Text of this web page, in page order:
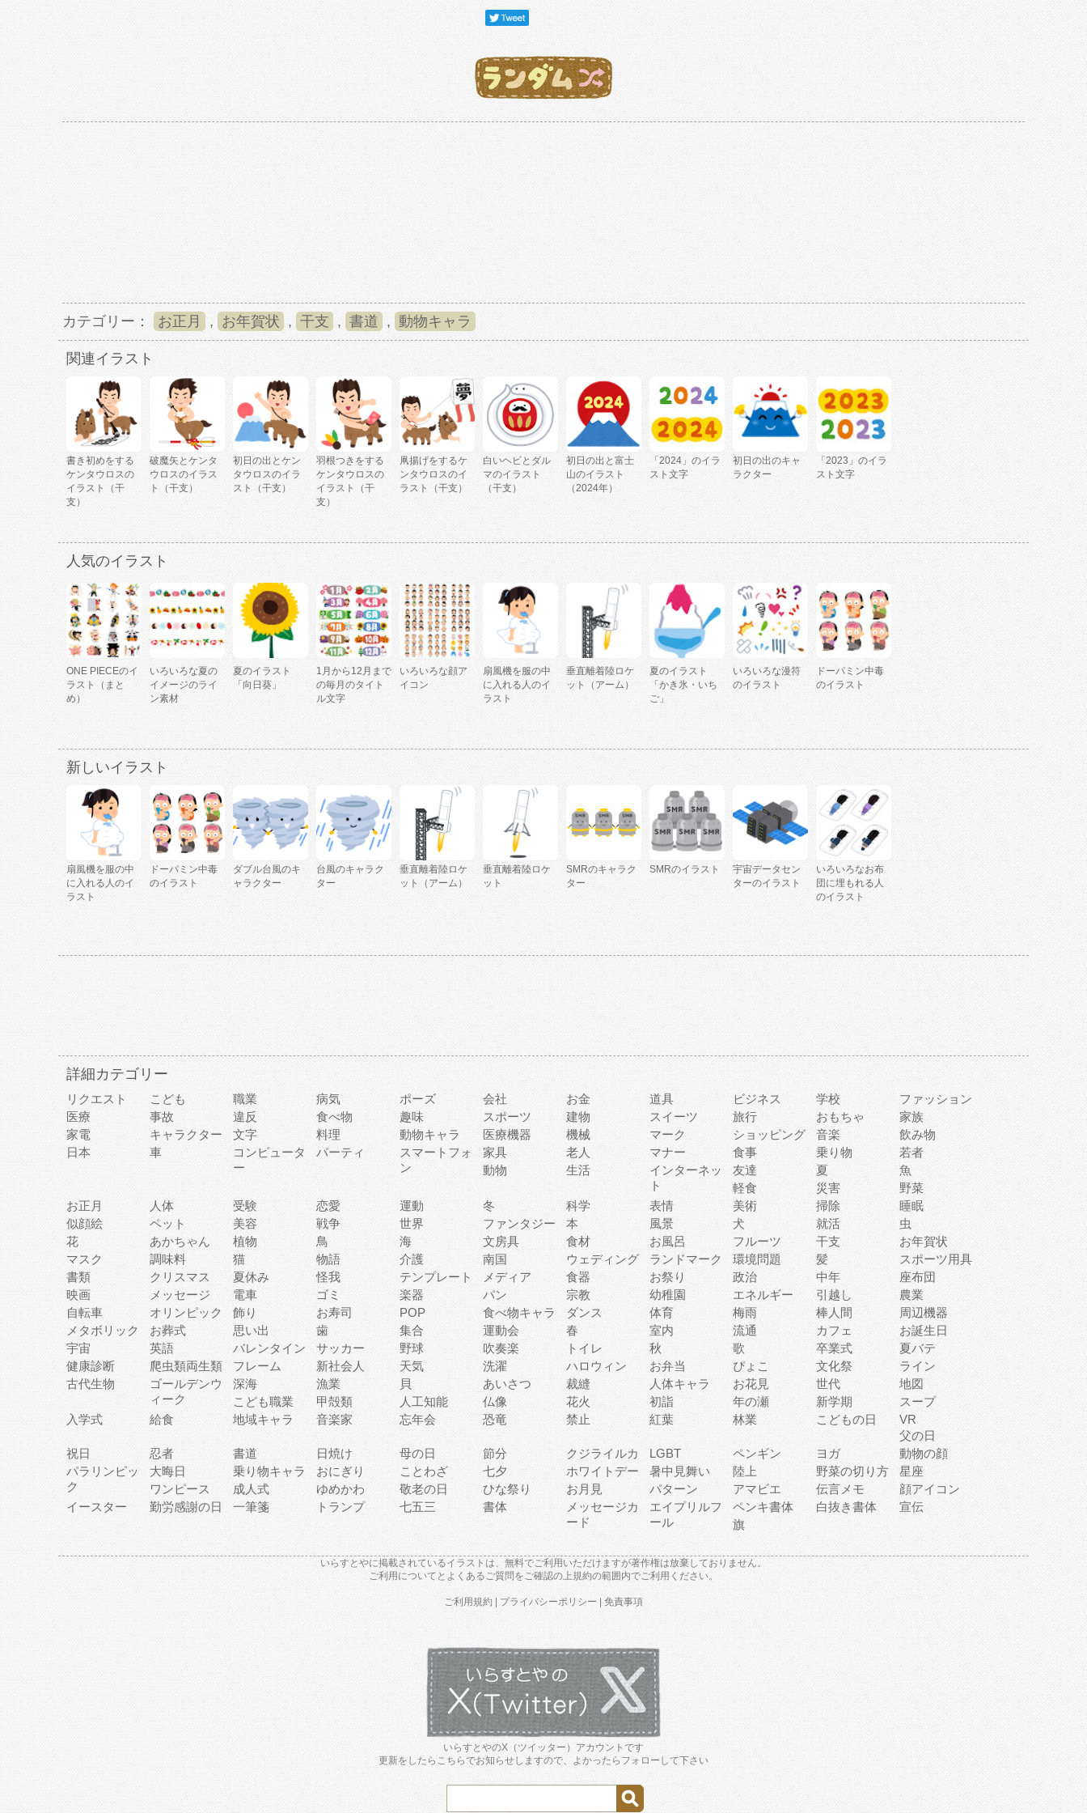
カテゴリー： お正月 , お年賀状 , 干支 , 書道 , 動物キャラ
関連イラスト
書き初めをする
ケンタウロスの
イラスト（干
支）
破魔矢とケンタ
ウロスのイラス
ト（干支）
初日の出とケン
タウロスのイラ
スト（干支）
羽根つきをする
ケンタウロスの
イラスト（干
支）
凧揚げをするケ
ンタウロスのイ
ラスト（干支）
白いヘビとダル
マのイラスト
（干支）
初日の出と富士
山のイラスト
（2024年）
「2024」のイラ
スト文字
初日の出のキャ
ラクター
「2023」のイラ
スト文字
人気のイラスト
ONE PIECEのイ
ラスト（まと
め）
いろいろな夏の
イメージのライ
ン素材
夏のイラスト
「向日葵」
1月から12月まで
の毎月のタイト
ル文字
いろいろな顔ア
イコン
扇風機を服の中
に入れる人のイ
ラスト
垂直離着陸ロケ
ット（アーム）
夏のイラスト
「かき氷・いち
ご」
いろいろな漫符
のイラスト
ドーパミン中毒
のイラスト
新しいイラスト
扇風機を服の中
に入れる人のイ
ラスト
ドーパミン中毒
のイラスト
ダブル台風のキ
ャラクター
台風のキャラク
ター
垂直離着陸ロケ
ット（アーム）
垂直離着陸ロケ
ット
SMRのキャラク
ター
SMRのイラスト
宇宙データセン
ターのイラスト
いろいろなお布
団に埋もれる人
のイラスト
詳細カテゴリー
リクエスト こども 職業 病気 ポーズ 会社 お金 道具 ビジネス 学校
ファッション
医療
事故 違反 食べ物 趣味 スポーツ 建物 スイーツ 旅行 おもちゃ
家族
家電
キャラクター 文字 料理 動物キャラ 医療機器 機械 マーク ショッピング 音楽
飲み物
日本
車
コンピュータ
ー
パーティ
スマートフォ
ン
家具 老人 マナー 食事 乗り物
若者
動物
生活
インターネッ
ト
友達 夏
魚
軽食
災害
野菜
お正月
人体 受験 恋愛 運動 冬 科学 表情 美術 掃除
睡眠
似顔絵
ペット 美容 戦争 世界 ファンタジー 本 風景 犬 就活
虫
花
あかちゃん 植物 鳥 海 文房具 食材 お風呂 フルーツ 干支
お年賀状
マスク
調味料 猫 物語 介護 南国 ウェディング ランドマーク 環境問題 髪
スポーツ用具
書類
クリスマス 夏休み 怪我 テンプレート メディア 食器 お祭り 政治 中年
座布団
映画
メッセージ 電車 ゴミ 楽器 パン 宗教 幼稚園 エネルギー 引越し
農業
自転車
オリンピック 飾り お寿司 POP 食べ物キャラ ダンス 体育 梅雨 棒人間
周辺機器
メタボリック
お葬式 思い出 歯 集合 運動会 春 室内 流通 カフェ
お誕生日
宇宙
英語 バレンタイン サッカー 野球 吹奏楽 トイレ 秋 歌 卒業式
夏バテ
健康診断
爬虫類両生類 フレーム 新社会人 天気 洗濯 ハロウィン お弁当 ぴょこ 文化祭
ライン
古代生物
ゴールデンウ
ィーク
深海 漁業 貝 あいさつ 裁縫 人体キャラ お花見 世代
地図
こども職業
甲殻類 人工知能 仏像 花火 初詣 年の瀬 新学期
スープ
入学式
給食 地域キャラ 音楽家 忘年会 恐竜 禁止 紅葉 林業 こどもの日
VR
父の日
祝日
忍者 書道 日焼け 母の日 節分 クジライルカ LGBT ペンギン ヨガ
動物の顔
パラリンピッ
ク
大晦日 乗り物キャラ おにぎり ことわざ 七夕 ホワイトデー 暑中見舞い 陸上 野菜の切り方
星座
ワンピース
成人式 ゆめかわ 敬老の日 ひな祭り お月見 パターン アマビエ 伝言メモ
顔アイコン
イースター
勤労感謝の日 一筆箋 トランプ 七五三 書体
メッセージカ
ード
エイプリルフ
ール
ペンキ書体 白抜き書体
宣伝
旗
いらすとやに掲載されているイラストは、無料でご利用いただけますが著作権は放棄しておりません。
ご利用について と よくあるご質問をご確認の上規約の範囲内でご利用ください。
ご利用規約 プライバシーポリシー 免責事項
いらすとやのX（ツイッター）アカウントです
更新をしたらこちらでお知らせしますので、よかったらフォローして下さい